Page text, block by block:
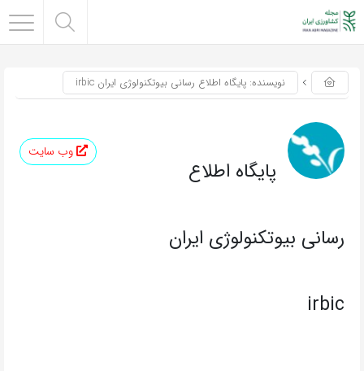
نویسنده: پایگاه اطلاع رسانی بیوتکنولوژی ایران irbic
پایگاه اطلاع
رسانی بیوتکنولوژی ایران
irbic
وب سایت